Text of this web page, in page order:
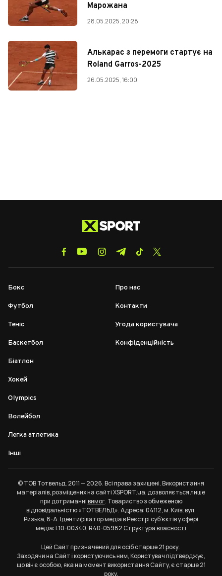
Марожана
28.05.2025, 20:28
Алькарас з перемоги стартує на
Roland Garros-2025
26.05.2025, 16:00
Бокс
Футбол
Теніс
Баскетбол
Біатлон
Хокей
Olympics
Волейбол
Легка атлетика
Інші
Про нас
Контакти
Угода користувача
Конфіденційність
© ТОВ Тотвельд, 2011 — 2026. Всі права захищені. Використання
матеріалів, розміщених на сайті XSPORT.ua, дозволяється лише
при дотриманнівимог. Товариство з обмеженою
відповідальністю «ТОТВЕЛЬД». Адреса: 04112, м. Київ, вул.
Ризька, 8-А. Ідентифікатор медіа в Реєстрі суб’єктів у сфері
медіа: L10-00340, R40-05982Структура власності
Цей Сайт призначений для осіб старше 21 року.
Заходячи на Сайт і користуючись ним, Користувач підтверджує,
що він є особою, яка на момент використання Сайту, є старше 21
року.